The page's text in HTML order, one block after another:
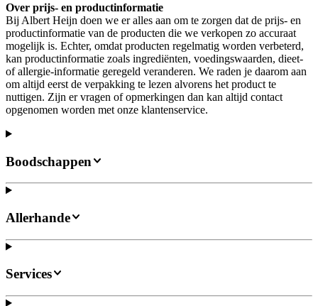
Over prijs- en productinformatie
Bij Albert Heijn doen we er alles aan om te zorgen dat de prijs- en
productinformatie van de producten die we verkopen zo accuraat
mogelijk is. Echter, omdat producten regelmatig worden verbeterd,
kan productinformatie zoals ingrediënten, voedingswaarden, dieet-
of allergie-informatie geregeld veranderen. We raden je daarom aan
om altijd eerst de verpakking te lezen alvorens het product te
nuttigen. Zijn er vragen of opmerkingen dan kan altijd contact
opgenomen worden met onze klantenservice.
Boodschappen
Allerhande
Services